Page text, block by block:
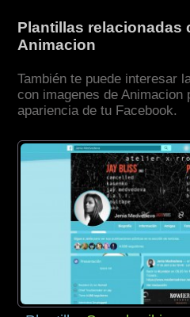
Plantillas relacionadas
Animacion
También te puede interesar
con imagenes de Animacion
apariencia de tu Facebook.